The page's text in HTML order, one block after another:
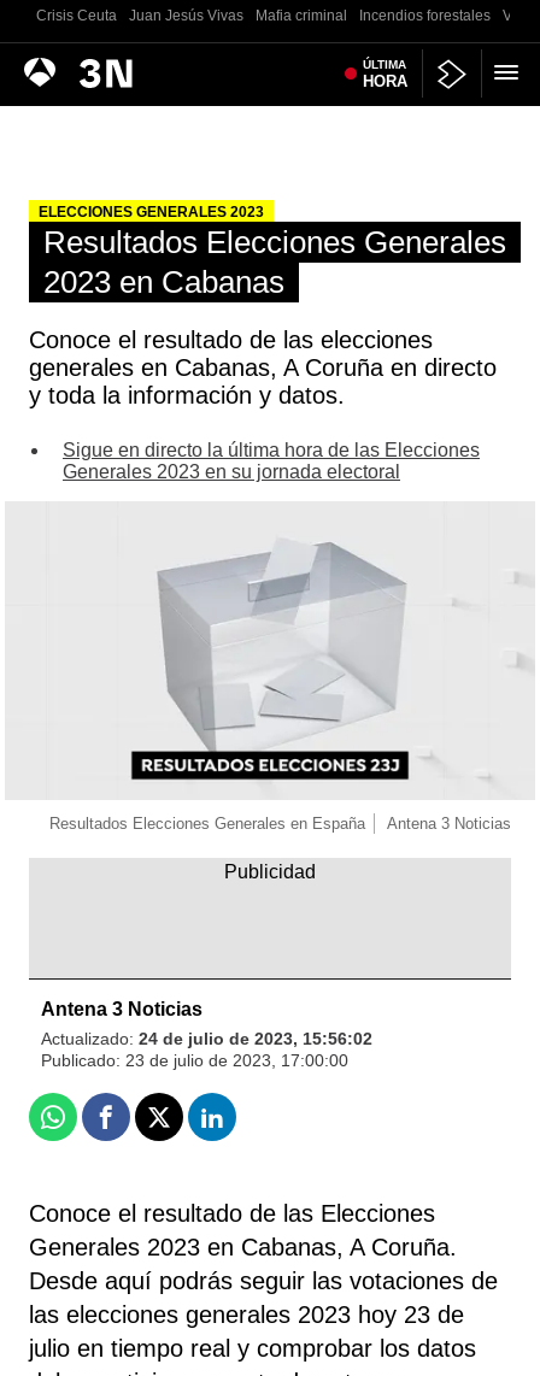
Crisis Ceuta Juan Jesús Vivas Mafia criminal Incendios forestales
Antena
3
Noticias ÚLTIMA
HORA
ELECCIONES GENERALES 2023
Resultados Elecciones Generales
2023 en Cabanas
Conoce el resultado de las elecciones
generales en Cabanas, A Coruña en directo
y toda la información y datos.
Sigue en directo la última hora de las Elecciones
Generales 2023 en su jornada electoral
Resultados Elecciones Generales en España Antena 3 Noticias
Antena 3 Noticias
Actualizado: 24 de julio de 2023, 15:56:02
Publicado: 23 de julio de 2023, 17:00:00
WhatsappFacebook
X Linkedin
Conoce el resultado de las Elecciones
Generales 2023 en Cabanas, A Coruña.
Desde aquí podrás seguir las votaciones de
las elecciones generales 2023 hoy 23 de
julio en tiempo real y comprobar los datos